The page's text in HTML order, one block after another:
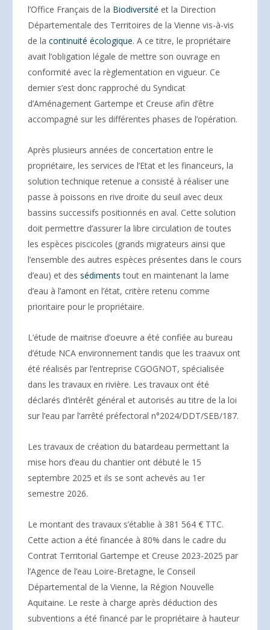
l’Office Français de la Biodiversité et la Direction
Départementale des Territoires de la Vienne vis-à-vis
de la continuité écologique. A ce titre, le propriétaire
avait l’obligation légale de mettre son ouvrage en
conformité avec la règlementation en vigueur. Ce
dernier s’est donc rapproché du Syndicat
d’Aménagement Gartempe et Creuse afin d’être
accompagné sur les différentes phases de l’opération.
Après plusieurs années de concertation entre le
propriétaire, les services de l’Etat et les financeurs, la
solution technique retenue a consisté à réaliser une
passe à poissons en rive droite du seuil avec deux
bassins successifs positionnés en aval. Cette solution
doit permettre d’assurer la libre circulation de toutes
les espèces piscicoles (grands migrateurs ainsi que
l’ensemble des autres espèces présentes dans le cours
d’eau) et des sédiments tout en maintenant la lame
d’eau à l’amont en l’état, critère retenu comme
prioritaire pour le propriétaire.
L’étude de maitrise d’oeuvre a été confiée au bureau
d’étude NCA environnement tandis que les traavux ont
été réalisés par l’entreprise CGOGNOT, spécialisée
dans les travaux en rivière. Les travaux ont été
déclarés d’intérêt général et autorisés au titre de la loi
sur l’eau par l’arrêté préfectoral n°2024/DDT/SEB/187.
Les travaux de création du batardeau permettant la
mise hors d’eau du chantier ont débuté le 15
septembre 2025 et ils se sont achevés au 1er
semestre 2026.
Le montant des travaux s’établie à 381 564 € TTC.
Cette action a été financée à 80% dans le cadre du
Contrat Territorial Gartempe et Creuse 2023-2025 par
l’Agence de l’eau Loire-Bretagne, le Conseil
Départemental de la Vienne, la Région Nouvelle
Aquitaine. Le reste à charge après déduction des
subventions a été financé par le propriétaire à hauteur